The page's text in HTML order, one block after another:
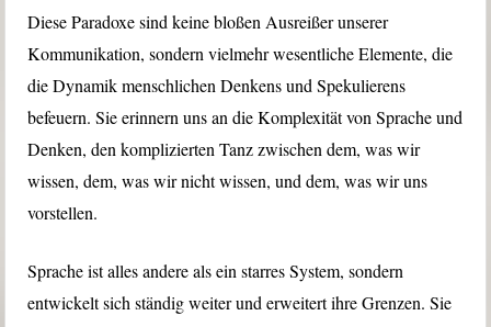
Diese Paradoxe sind keine bloßen Ausreißer unserer
Kommunikation, sondern vielmehr wesentliche Elemente, die
die Dynamik menschlichen Denkens und Spekulierens
befeuern. Sie erinnern uns an die Komplexität von Sprache und
Denken, den komplizierten Tanz zwischen dem, was wir
wissen, dem, was wir nicht wissen, und dem, was wir uns
vorstellen.
Sprache ist alles andere als ein starres System, sondern
entwickelt sich ständig weiter und erweitert ihre Grenzen. Sie